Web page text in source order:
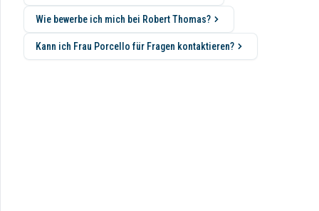
Technik und Trocknungsanlagen für die Betonstein- und
arbeiten an Projekten in Bereichen wie Produktion, Logistik
Wie bewerbe ich mich bei Robert Thomas?
Kann ich Frau Porcello für Fragen kontaktieren?